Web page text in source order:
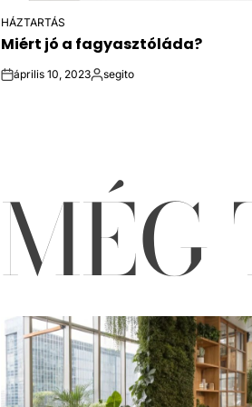
POSTED
IN
HÁZTARTÁS
Miért jó a fagyasztóláda?
onáprilis 10, 2023Közzétette
segito
MÉG